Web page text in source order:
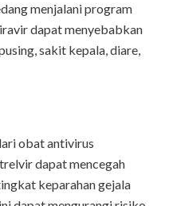
menjalani program
dapat menyebabkan
sakit kepala, diare,
obat antivirus
dapat mencegah
keparahan gejala